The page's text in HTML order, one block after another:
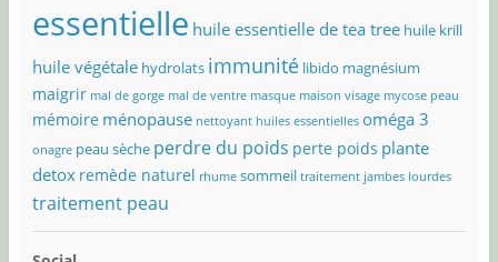
essentielle huile essentielle de tea tree huile krill
huile végétale hydrolats immunité libido magnésium
maigrir mal de gorge mal de ventre masque maison visage mycose peau
mémoire ménopause nettoyant huiles essentielles oméga 3
onagre peau sèche perdre du poids perte poids plante
detox remède naturel rhume sommeil traitement jambes lourdes
traitement peau